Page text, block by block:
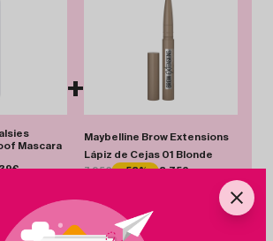
Mascara
+
Maybelline Brow Extensions
Lápiz de Cejas 01 Blonde
7.95€ -53% 3.75€
Total 11.14 € Añadir Pack